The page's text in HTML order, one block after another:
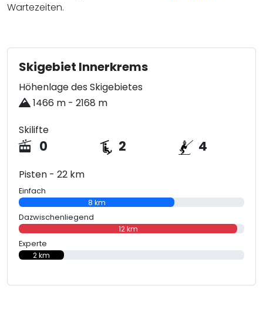
Wartezeiten.​​​​​
Skigebiet Innerkrems
Höhenlage des Skigebietes
1466 m - 2168 m
Skilifte
0 2 4
Pisten - 22 km
Einfach
8 km
Dazwischenliegend
12 km
Experte
2 km